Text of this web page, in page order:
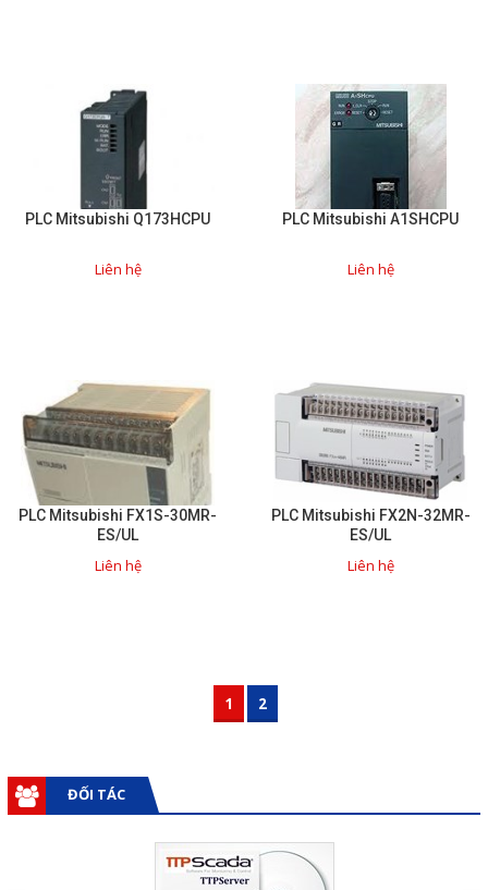
PLC Mitsubishi Q173HCPU
Liên hệ
PLC Mitsubishi A1SHCPU
Liên hệ
PLC Mitsubishi FX1S-30MR-
ES/UL
Liên hệ
PLC Mitsubishi FX2N-32MR-
ES/UL
Liên hệ
1 2
ĐỐI TÁC